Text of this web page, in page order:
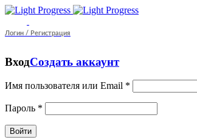
Логин / Регистрация
ВходСоздать аккаунт
Имя пользователя или Email *
Пароль *
Войти